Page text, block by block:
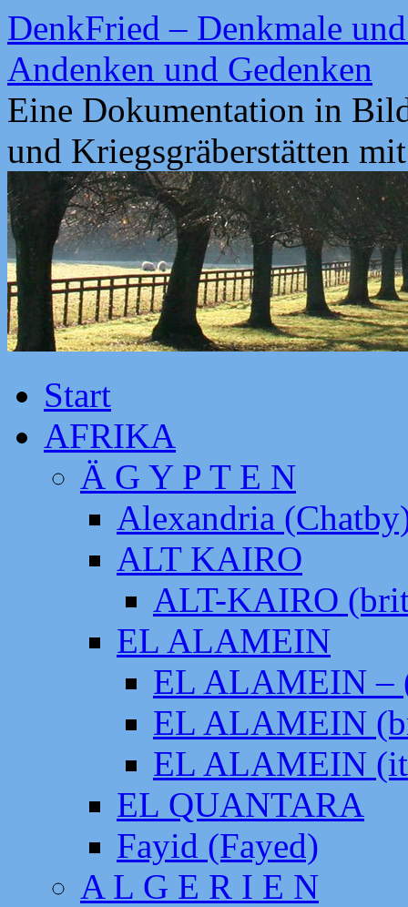
Zum
Inhalt
springen
DenkFried – Denkmale
Andenken und Gedenken
Eine Dokumentation in
und Kriegsgräberstätten
Start
AFRIKA
Ä G Y P T E N
Alexandria
ALT KAIRO
ALT-KAIRO
EL ALAMEIN
EL ALAMEIN –
EL ALAMEIN
EL ALAMEIN
EL QUANTARA
Fayid (Fayed)
A L G E R I E N